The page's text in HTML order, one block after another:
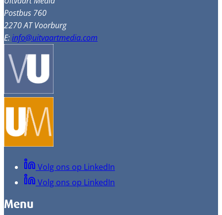
Postbus 760
2270 AT Voorburg
E:info@uitvaartmedia.com
Volg ons op LinkedIn
Volg ons op LinkedIn
Menu